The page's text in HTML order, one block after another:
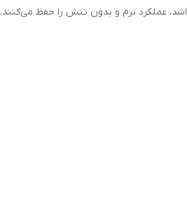
عملکرد نرم و بدون تنش را حفظ می‌کنند.